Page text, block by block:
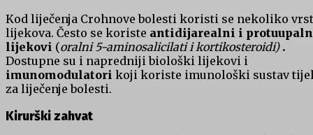
Kod liječenja Crohnove bolesti koristi se nekoliko
lijekova. Često se koriste antidijarealni i
lijekovi (oralni 5-aminosalicilati i kortikosteroidi) .
Dostupne su i napredniji biološki lijekovi i
imunomodulatori koji koriste imunološki sustav
za liječenje bolesti.
Kirurški zahvat